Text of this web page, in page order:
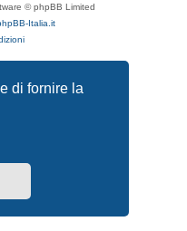
di fornire la
© phpBB Limited
Italia.it